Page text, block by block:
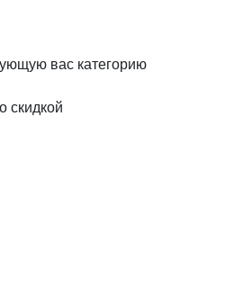
вас категорию